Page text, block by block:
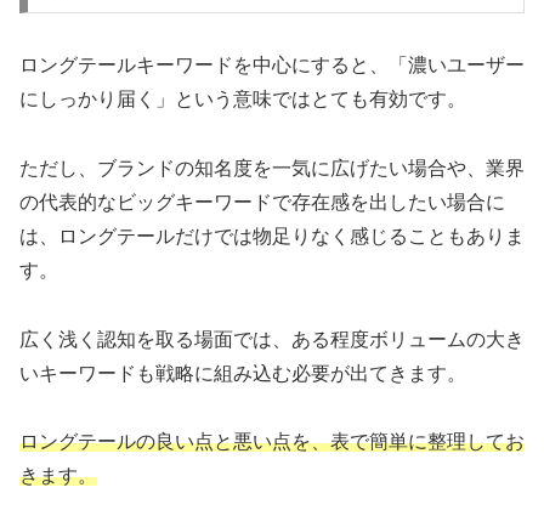
ロングテールキーワードを中心にすると、「濃いユーザー
にしっかり届く」という意味ではとても有効です。
ただし、ブランドの知名度を一気に広げたい場合や、業界
の代表的なビッグキーワードで存在感を出したい場合に
は、ロングテールだけでは物足りなく感じることもありま
す。
広く浅く認知を取る場面では、ある程度ボリュームの大き
いキーワードも戦略に組み込む必要が出てきます。
ロングテールの良い点と悪い点を、表で簡単に整理してお
きます。